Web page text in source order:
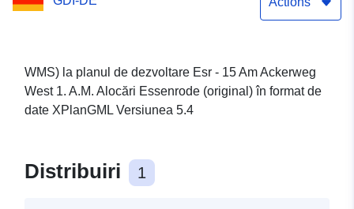
(original) ale
WMS) la planul de dezvoltare Esr - 15 Am Ackerweg
West 1. A.M. Alocări Essenrode (original) în format de
date XPlanGML Versiunea 5.4
Distribuiri 1